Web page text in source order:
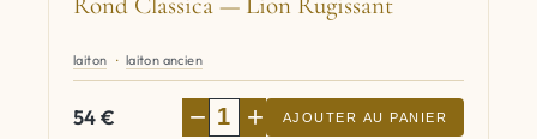
laiton laiton ancien
54€ − + AJOUTER AU PANIER